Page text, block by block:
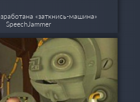
«заткнись-машина»
SpeechJammer